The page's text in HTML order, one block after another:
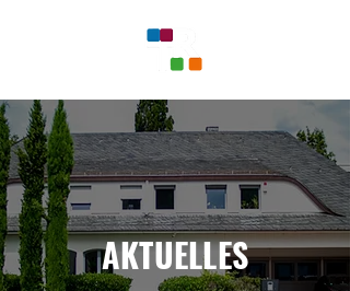
AKTUELLES